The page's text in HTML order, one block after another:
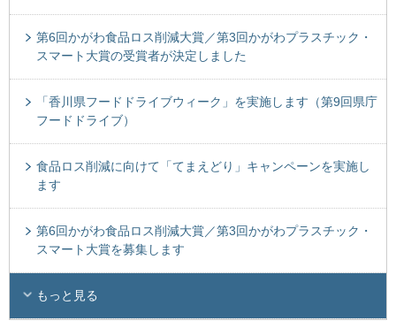
第6回かがわ食品ロス削減大賞／第3回かがわプラスチック・
スマート大賞の受賞者が決定しました
「香川県フードドライブウィーク」を実施します（第9回県庁
フードドライブ）
食品ロス削減に向けて「てまえどり」キャンペーンを実施し
ます
第6回かがわ食品ロス削減大賞／第3回かがわプラスチック・
スマート大賞を募集します
もっと見る